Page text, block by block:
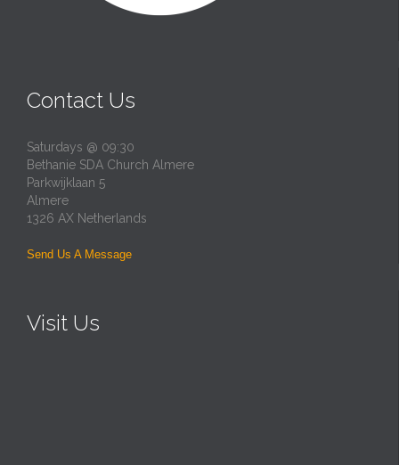
Contact Us
Saturdays @ 09:30
Bethanie SDA Church Almere
Parkwijklaan 5
Almere
1326 AX Netherlands
Send Us A Message
Visit Us